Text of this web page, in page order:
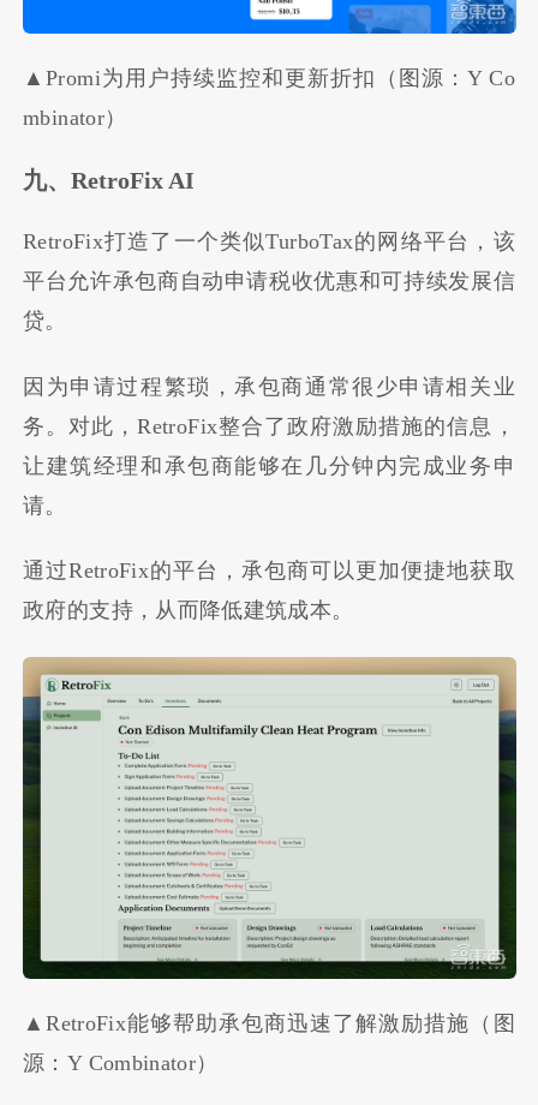
▲Promi为用户持续监控和更新折扣（图源：Y Co
mbinator）
九、RetroFix AI
RetroFix打造了一个类似TurboTax的网络平台，该
平台允许承包商自动申请税收优惠和可持续发展信
贷。
因为申请过程繁琐，承包商通常很少申请相关业
务。对此，RetroFix整合了政府激励措施的信息，
让建筑经理和承包商能够在几分钟内完成业务申
请。
通过RetroFix的平台，承包商可以更加便捷地获取
政府的支持，从而降低建筑成本。
▲RetroFix能够帮助承包商迅速了解激励措施（图
源：Y Combinator）